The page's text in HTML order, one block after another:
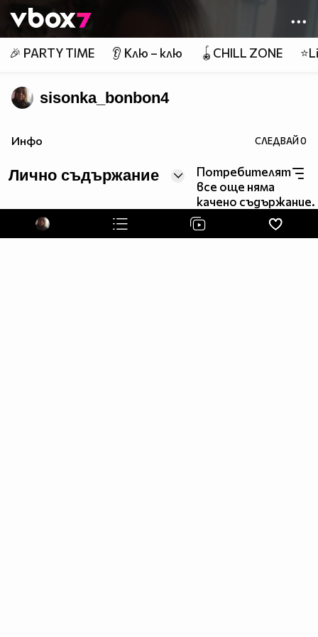
👾
🎉 PARTY TIME 👂 Клю – клю 🪀CHILL ZONE
sisonka_bonbon4
Инфо СЛЕДВАЙ0
Лично съдържание
Потребителят
все още няма
качено съдържание.